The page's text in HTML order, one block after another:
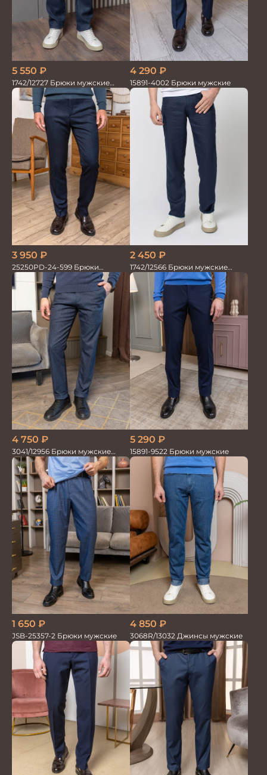
5 550 ₽
1742/12727 Брюки мужские
100%лён син
4 290 ₽
15891-4002 Брюки мужские
3 950 ₽
25250PD-24-599 Брюки
мужские
2 450 ₽
1742/12566 Брюки мужские
100%лён т.синие
4 750 ₽
3041/12956 Брюки мужские
океан
5 290 ₽
15891-9522 Брюки мужские
1 650 ₽
JSB-25357-2 Брюки мужские
4 850 ₽
3068R/13032 Джинсы мужские